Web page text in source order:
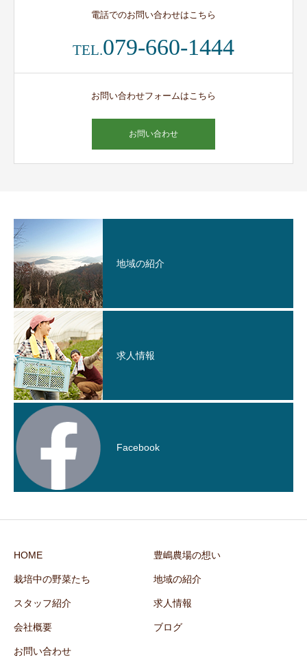
電話でのお問い合わせはこちら
TEL.079-660-1444
お問い合わせフォームはこちら
お問い合わせ
地域の紹介
求人情報
Facebook
HOME 豊嶋農場の想い
栽培中の野菜たち 地域の紹介
スタッフ紹介 求人情報
会社概要 ブログ
お問い合わせ